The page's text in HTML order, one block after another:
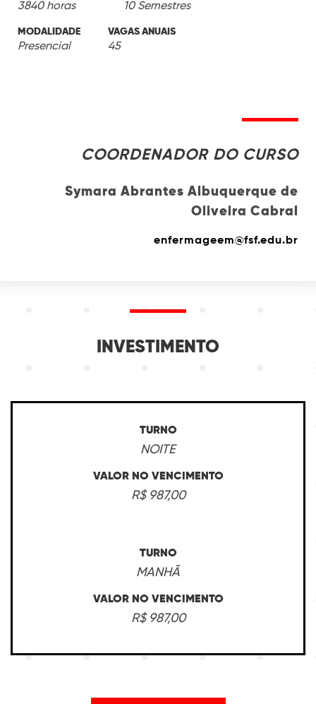
3840 horas 10 Semestres
MODALIDADE
Presencial
VAGAS ANUAIS
45
COORDENADOR DO CURSO
Symara Abrantes Albuquerque de
Oliveira Cabral
enfermageem@fsf.edu.br
INVESTIMENTO
TURNO
NOITE
VALOR NO VENCIMENTO
R$ 987,00
TURNO
MANHÃ
VALOR NO VENCIMENTO
R$ 987,00